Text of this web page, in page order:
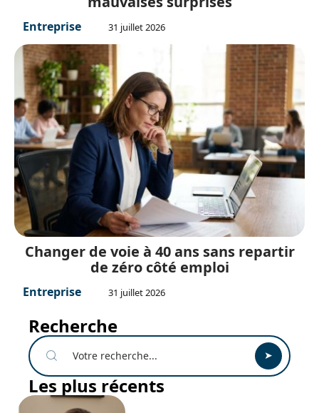
Entreprise 31 juillet 2026
Changer de voie à 40 ans sans repartir
de zéro côté emploi
Entreprise 31 juillet 2026
Recherche
Les plus récents